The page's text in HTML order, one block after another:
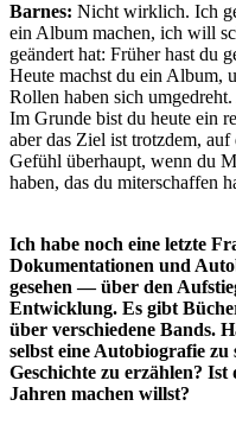
Barnes: Nicht wirklich. Ich
ein Album machen, ich will
geändert hat: Früher hast du
Heute machst du ein Album,
Rollen haben sich
Im Grunde bist du heute ein
aber das Ziel ist trotzdem, auf
Gefühl überhaupt, wenn du
haben, das du miterschaffen
Ich habe noch eine letzte
Dokumentationen und
gesehen — über den
Entwicklung. Es gibt
über verschiedene Bands.
selbst eine Autobiografie
Geschichte zu erzählen? Ist
Jahren machen willst?